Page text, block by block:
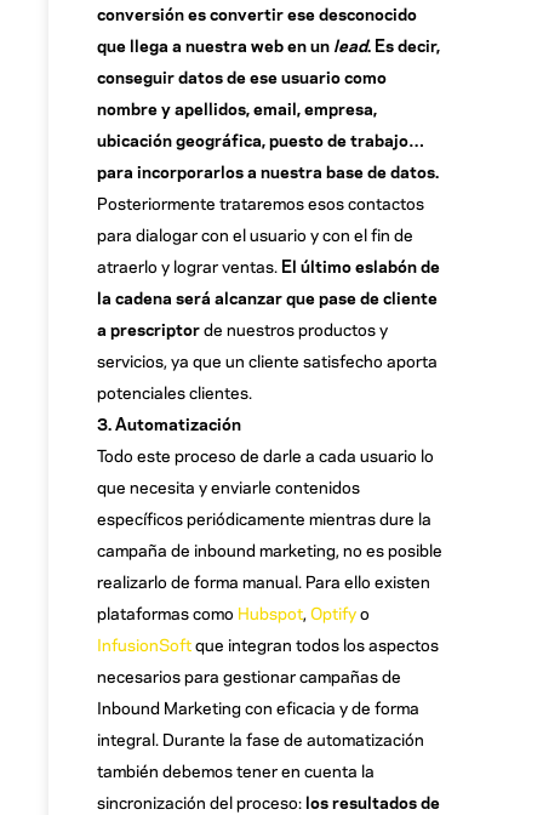
conversión es convertir ese desconocido
que llega a nuestra web en un lead. Es decir,
conseguir datos de ese usuario como
nombre y apellidos, email, empresa,
ubicación geográfica, puesto de trabajo…
para incorporarlos a nuestra base de datos.
Posteriormente trataremos esos contactos
para dialogar con el usuario y con el fin de
atraerlo y lograr ventas. El último eslabón de
la cadena será alcanzar que pase de cliente
a prescriptorde nuestros productos y
servicios, ya que un cliente satisfecho aporta
potenciales clientes.
3. Automatización
Todo este proceso de darle a cada usuario lo
que necesita y enviarle contenidos
específicos periódicamente mientras dure la
campaña de inbound marketing, no es posible
realizarlo de forma manual. Para ello existen
plataformas como Hubspot,Optifyo
InfusionSoftque integran todos los aspectos
necesarios para gestionar campañas de
Inbound Marketing con eficacia y de forma
integral. Durante la fase de automatización
también debemos tener en cuenta la
sincronización del proceso: los resultados de